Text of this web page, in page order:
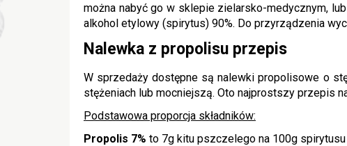
można nabyć go w sklepie zielarsko-medycznym,
alkohol etylowy (spirytus) 90%. Do przyrządzenia
Nalewka z propolisu przepis
W sprzedaży dostępne są nalewki propolisowe o
stężeniach lub mocniejszą. Oto najprostszy przepis
Podstawowa proporcja składników:
Propolis 7% to 7g kitu pszczelego na 100g spirytusu